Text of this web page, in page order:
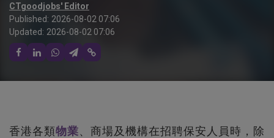
CTgoodjobs' Editor
Published: 2026-08-02 07:06
Updated: 2026-08-02 07:06
香港各類物業、商場及機構在招聘保安人員時，除